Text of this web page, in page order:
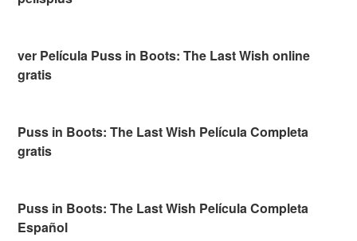
ver Película Puss in Boots: The Last Wish online
gratis
Puss in Boots: The Last Wish Película Completa
gratis
Puss in Boots: The Last Wish Película Completa
Español